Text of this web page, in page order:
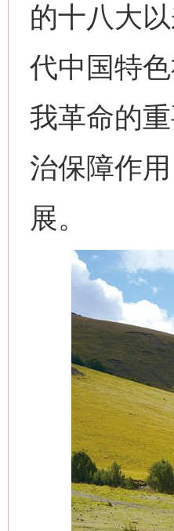
的十八大
代中国特
我革命的
治保障作
展。